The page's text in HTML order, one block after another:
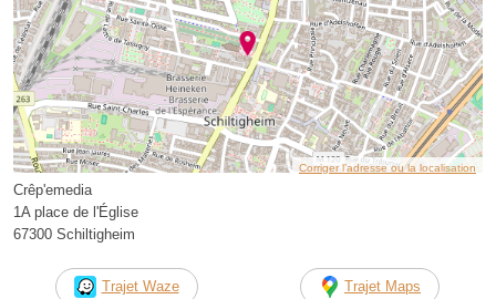
Corriger l’adresse ou la localisation
Crêp'emedia
1A place de l'Église
67300 Schiltigheim
Trajet Waze Trajet Maps